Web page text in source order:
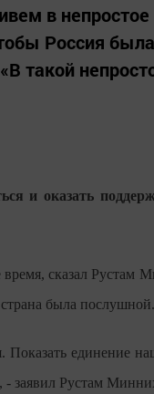
в непростое
Россия
такой
и оказать
сказал Рустам
была послушной.
единение
- заявил Рустам